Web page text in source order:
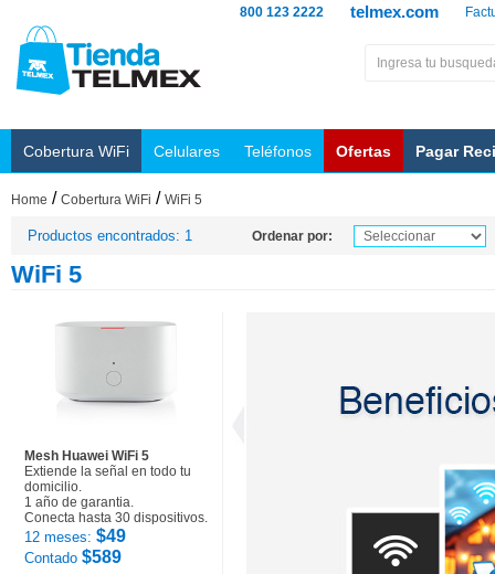
telmex.com
800 123 2222
Cobertura WiFi Celulares Teléfonos Ofertas Pagar
Home / Cobertura WiFi / WiFi 5
Productos encontrados: 1 Ordenar por:
WiFi 5
Mesh Huawei WiFi 5
Extiende la señal en todo tu
domicilio.
1 año de garantia.
Conecta hasta 30 dispositivos.
12 meses: $49
Contado $589